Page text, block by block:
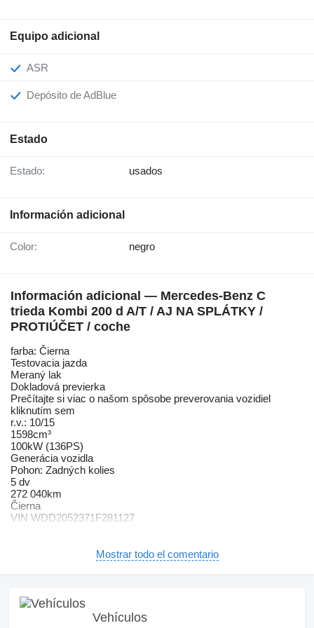
Equipo adicional
ASR
Depósito de AdBlue
Estado
Estado: usados
Información adicional
Color: negro
Información adicional — Mercedes-Benz C
trieda Kombi 200 d A/T / AJ NA SPLÁTKY /
PROTIÚČET / coche
farba: Čierna
Testovacia jazda
Meraný lak
Dokladová previerka
Prečítajte si viac o našom spôsobe preverovania vozidiel
kliknutím sem
r.v.: 10/15
1598cm³
100kW (136PS)
Generácia vozidla
Pohon: Zadných kolies
5 dv
272 040km
Čierna
VIN WDD2052371F281127
Systém tiesňového volania (e-Call)
El. nastaviteľné sedadlá
Multifunkčný volant
Mostrar todo el comentario
Vehículos